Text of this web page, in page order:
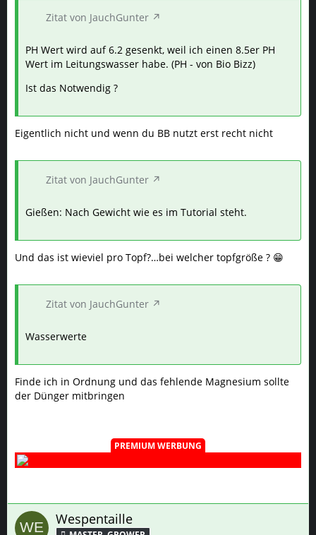
Zitat von JauchGunter
PH Wert wird auf 6.2 gesenkt, weil ich einen 8.5er PH
Wert im Leitungswasser habe. (PH - von Bio Bizz)
Ist das Notwendig ?
Eigentlich nicht und wenn du BB nutzt erst recht nicht
Zitat von JauchGunter
Gießen: Nach Gewicht wie es im Tutorial steht.
Und das ist wieviel pro Topf?…bei welcher topfgröße ? 😁
Zitat von JauchGunter
Wasserwerte
Finde ich in Ordnung und das fehlende Magnesium sollte
der Dünger mitbringen
PREMIUM WERBUNG
Wespentaille